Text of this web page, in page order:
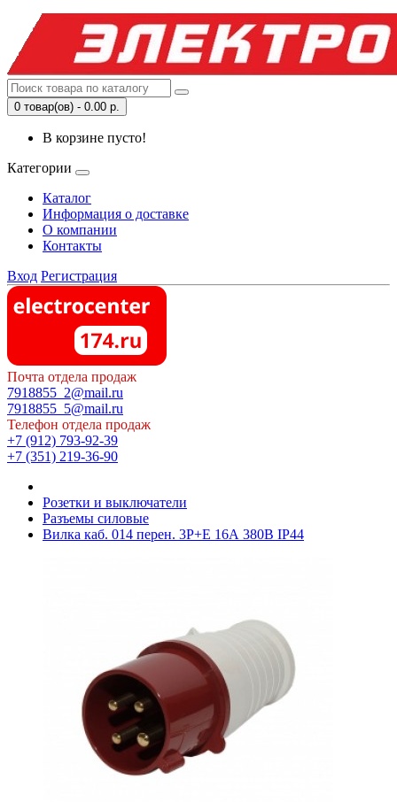
0 товар(ов) - 0.00 р.
В корзине пусто!
Категории
Каталог
Информация о доставке
О компании
Контакты
Вход Регистрация
Почта отдела продаж
7918855_2@mail.ru
7918855_5@mail.ru
Телефон отдела продаж
+7 (912) 793-92-39
+7 (351) 219-36-90
Розетки и выключатели
Разъемы силовые
Вилка каб. 014 перен. 3Р+Е 16А 380В IP44